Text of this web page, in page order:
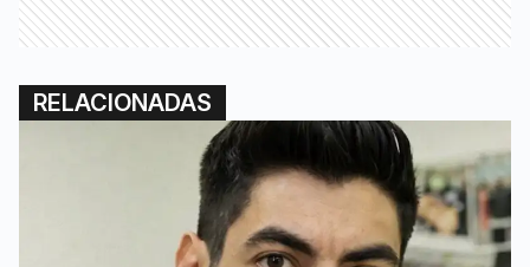
RELACIONADAS